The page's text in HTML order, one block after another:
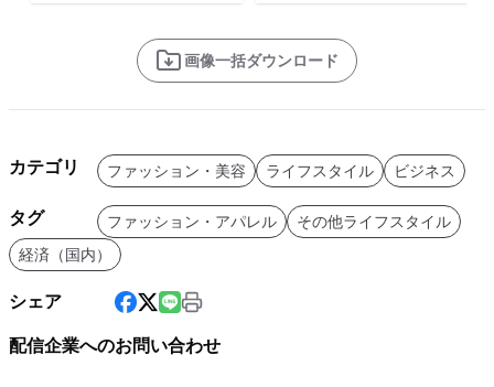
画像一括ダウンロード
カテゴリ ファッション・美容 ライフスタイル ビジネス
タグ ファッション・アパレル
その他ライフスタイル
経済（国内）
シェア
配信企業へのお問い合わせ